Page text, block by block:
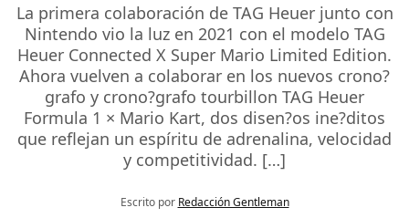
La primera colaboración de TAG Heuer junto con
Nintendo vio la luz en 2021 con el modelo TAG
Heuer Connected X Super Mario Limited Edition.
Ahora vuelven a colaborar en los nuevos crono?
grafo y crono?grafo tourbillon TAG Heuer
Formula 1 × Mario Kart, dos disen?os ine?ditos
que reflejan un espíritu de adrenalina, velocidad
y competitividad. […]
Escrito por Redacción Gentleman